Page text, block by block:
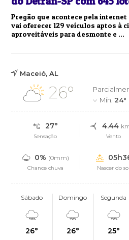
Pregão que acontece pela
vai oferecer 129 veículos aptos à
aproveitáveis para desmonte e ...
Maceió, AL
26°
Mín. 24°
27°
Sensação
4.44
Vento
0% (0mm)
Chance chuva Nascer do sol
Sábado
26°
Domingo
26°
Segunda
25°